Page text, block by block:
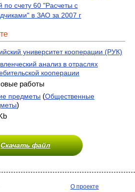
по счету 60 "Расчеты с
в ЗАО за 2007 г
университет кооперации (РУК)
анализ в отраслях
кооперации
работы
предметы (Общественные
)
Скачать файл
О проекте